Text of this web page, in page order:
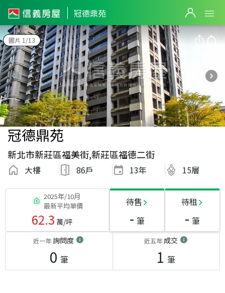
冠德鼎苑
圖片 1/13
冠德鼎苑
新北市新莊區福美街,新莊區福德二街
大樓 86戶 13年 15層
2025年/10月
最新平均單價
62.3 萬/坪
待售
- 筆
待租
- 筆
近一年詢問度
0 筆
近五年成交
1 筆